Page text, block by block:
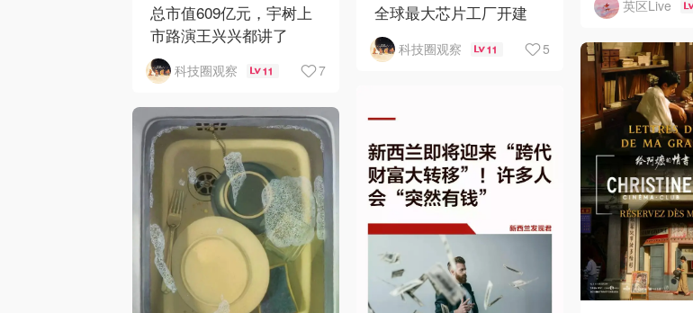
总市值609亿元，宇树上
市路演王兴兴都讲了
科技圈观察 11 7
全球最大芯片工厂开建
科技圈观察 11 5
英区Live